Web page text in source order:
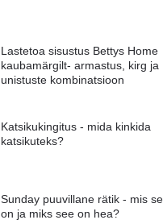
Lastetoa sisustus Bettys Home
kaubamärgilt- armastus, kirg ja
unistuste kombinatsioon
Katsikukingitus - mida kinkida
katsikuteks?
Sunday puuvillane rätik - mis
on ja miks see on hea?